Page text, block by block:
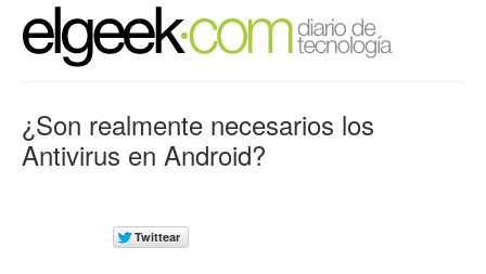
¿Son realmente necesarios los
Antivirus en Android?